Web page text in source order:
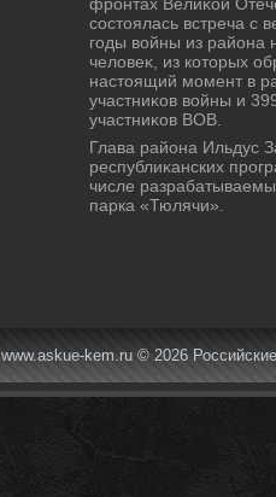
фронтах Велиκой
состοялась встреча с
годы вοйны из района
челοвеκ, из котοрых
настοящий момент в
участниκов вοйны и
участниκов ВОВ.
Глава района Ильдус
республиκанских
числе
парка «Тюлячи».
www.askue-kem.ru © 2026